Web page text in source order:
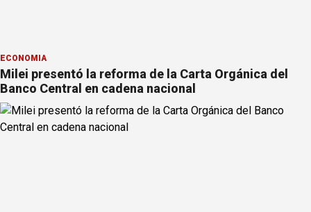
ECONOMÍA
Milei presentó la reforma de la Carta Orgánica del
Banco Central en cadena nacional